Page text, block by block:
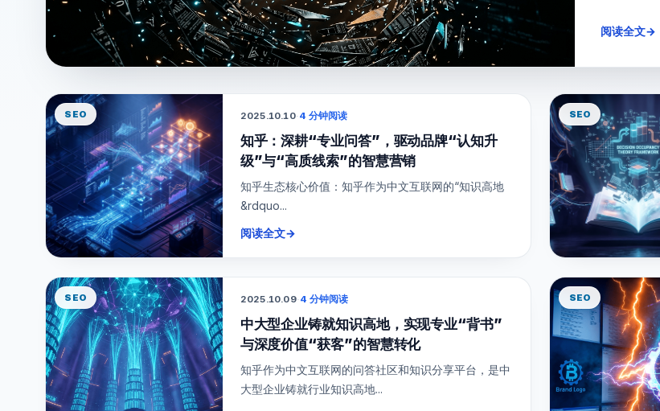
阅读全文→
SEO 2025.10.10·4 分钟阅读
知乎：深耕“专业问答”，驱动品牌“认知升
级”与“高质线索”的智慧营销
知乎生态核心价值：知乎作为中文互联网的“知识高地
&rdquo...
阅读全文→
SEO
SEO 2025.10.09·4 分钟阅读
中大型企业铸就知识高地，实现专业“背书”
与深度价值“获客”的智慧转化
知乎作为中文互联网的问答社区和知识分享平台，是中
大型企业铸就行业知识高地...
SEO